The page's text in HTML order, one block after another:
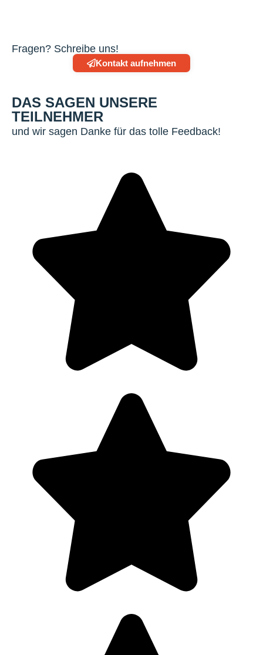
Fragen? Schreibe uns!
Kontakt aufnehmen
DAS SAGEN UNSERE
TEILNEHMER
und wir sagen Danke für das tolle Feedback!